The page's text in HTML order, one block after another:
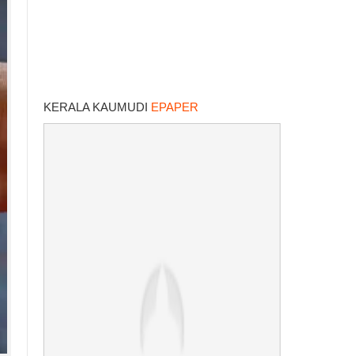
KERALA KAUMUDI EPAPER